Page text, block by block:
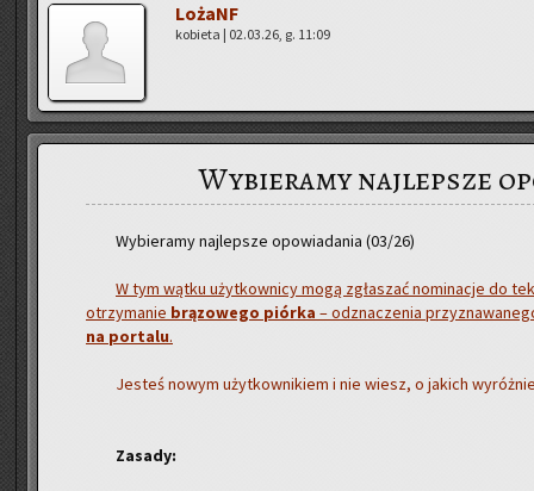
Lo­żaNF
ko­bie­ta | 02.03.26, g. 11:09
Wybieramy najlepsze
Wy­bie­ra­my naj­lep­sze opo­wia­da­nia (03/26)
W tym wątku użyt­kow­ni­cy mogą zgła­szać no­mi­na­cje do
otrzy­ma­nie brą­zo­we­go piór­ka – od­zna­cze­nia
na por­ta­lu.
Je­steś nowym użyt­kow­ni­kiem i nie wiesz, o ja­kich
Za­sa­dy: